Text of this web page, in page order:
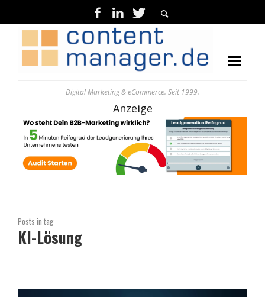
Digital Marketing & eCommerce. Seit 1999.
Anzeige
Posts in tag
KI-Lösung